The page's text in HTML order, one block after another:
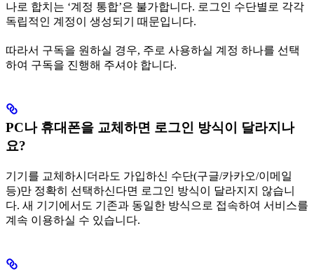
나로 합치는 ‘계정 통합’은 불가합니다. 로그인 수단별로 각각
독립적인 계정이 생성되기 때문입니다.
따라서 구독을 원하실 경우, 주로 사용하실 계정 하나를 선택
하여 구독을 진행해 주셔야 합니다.
PC나 휴대폰을 교체하면 로그인 방식이 달라지나
요?
기기를 교체하시더라도 가입하신 수단(구글/카카오/이메일
등)만 정확히 선택하신다면 로그인 방식이 달라지지 않습니
다. 새 기기에서도 기존과 동일한 방식으로 접속하여 서비스를
계속 이용하실 수 있습니다.